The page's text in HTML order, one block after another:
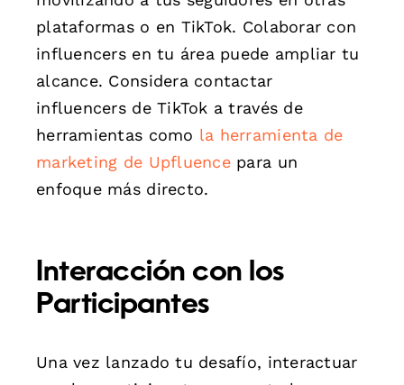
plataformas o en TikTok. Colaborar con
influencers en tu área puede ampliar tu
alcance. Considera contactar
influencers de TikTok a través de
herramientas como la herramienta de
marketing de Upfluencepara un
enfoque más directo.
Interacción con los
Participantes
Una vez lanzado tu desafío, interactuar